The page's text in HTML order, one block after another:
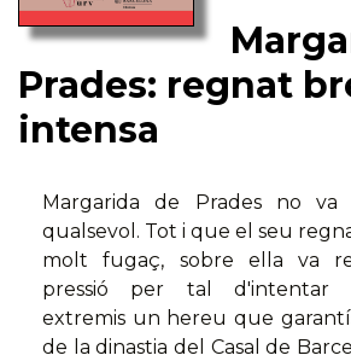
Prades: regnat
intensa
Margarida de Prades no
qualsevol. Tot i que el seu
molt fugaç, sobre ella va
pressió per tal d'intentar
extremis un hereu que
de la dinastia del Casal de